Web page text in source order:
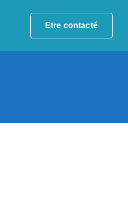
Etre contacté